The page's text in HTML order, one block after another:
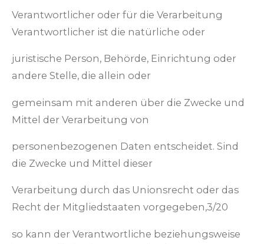
Verantwortlicher oder für die Verarbeitung
Verantwortlicher ist die natürliche oder
juristische Person, Behörde, Einrichtung oder
andere Stelle, die allein oder
gemeinsam mit anderen über die Zwecke und
Mittel der Verarbeitung von
personenbezogenen Daten entscheidet. Sind
die Zwecke und Mittel dieser
Verarbeitung durch das Unionsrecht oder das
Recht der Mitgliedstaaten vorgegeben,3/20
so kann der Verantwortliche beziehungsweise